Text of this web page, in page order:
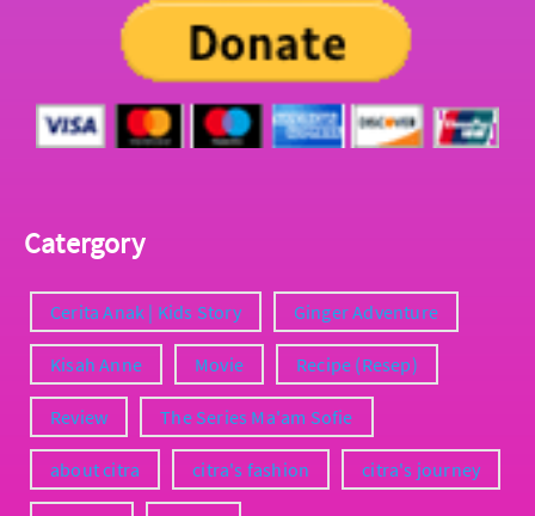
Catergory
Cerita Anak | Kids Story Ginger Adventure
Kisah Anne Movie Recipe (Resep)
Review The Series Ma'am Sofie
about citra citra's fashion citra's journey